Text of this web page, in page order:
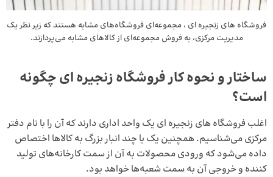
فروشگاه‌ های زنجیره‌ ای ، مجموعه‌ای فروشگاه‌های مشابه هستند که زیر نظر یک
مدیریت مرکزی، به فروش مجموعه‌ای از کالاهای مشابه می‌پردازند.
ساختار و نحوه کار فروشگاه زنجیره ای چگونه
است؟
اغلب فروشگاه های زنجیره ای یک واحد اداری دارند که آن را با نام دفتر
مرکزی می‌شناسیم. همچنین یک یا چند انبار بزرگ به کالاها اختصاص
داده می‌شود که ورودی محصولات به آن از سمت کارخانه‌های تولید
کننده و خروجی آن به سمت شعبه‌ها خواهد بود.